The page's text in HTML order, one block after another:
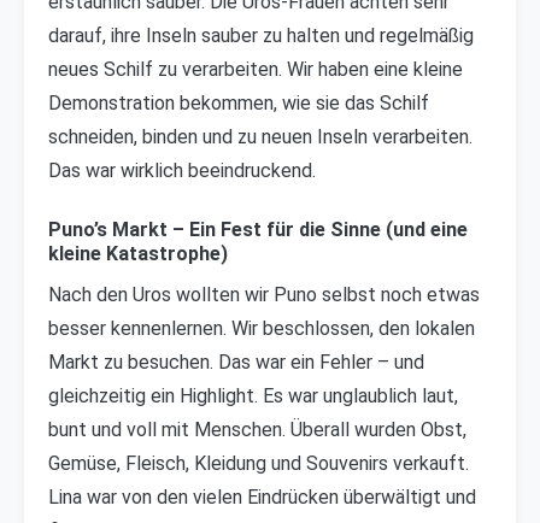
darauf, ihre Inseln sauber zu halten und regelmäßig
neues Schilf zu verarbeiten. Wir haben eine kleine
Demonstration bekommen, wie sie das Schilf
schneiden, binden und zu neuen Inseln verarbeiten.
Das war wirklich beeindruckend.
Puno’s Markt – Ein Fest für die Sinne (und eine
kleine Katastrophe)
Nach den Uros wollten wir Puno selbst noch etwas
besser kennenlernen. Wir beschlossen, den lokalen
Markt zu besuchen. Das war ein Fehler – und
gleichzeitig ein Highlight. Es war unglaublich laut,
bunt und voll mit Menschen. Überall wurden Obst,
Gemüse, Fleisch, Kleidung und Souvenirs verkauft.
Lina war von den vielen Eindrücken überwältigt und